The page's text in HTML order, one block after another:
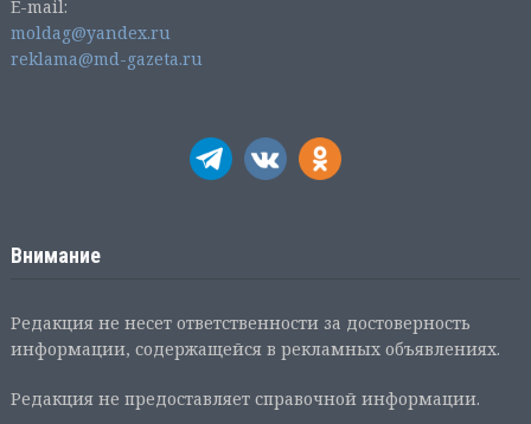
E-mail:
moldag@yandex.ru
reklama@md-gazeta.ru
Внимание
Редакция не несет ответственности за достоверность
информации, содержащейся в рекламных объявлениях.
Редакция не предоставляет справочной информации.